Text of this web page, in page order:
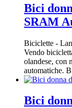
Bici
SRAM
Biciclette -
Vendo
olandese, con
automatiche.
Bici